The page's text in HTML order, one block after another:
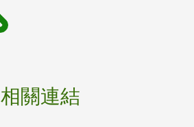
相關連結